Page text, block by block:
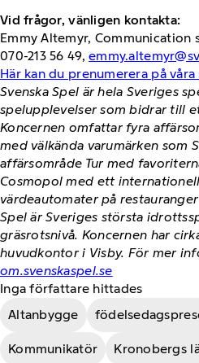
Vid frågor, vänligen kontakta:
Emmy Altemyr, Communication
070-213 56 49,
Här kan du prenumerera på
Svenska Spel är hela Sveriges
spelupplevelser som bidrar till
Koncernen omfattar fyra
med välkända varumärken som
affärsområde Tur med
Cosmopol med ett
värdeautomater på
Spel är Sveriges största
gräsrotsnivå. Koncernen har
huvudkontor i Visby. För mer
om.svenskaspel.se
Inga författare hittades
Altanbygge
Kommunikatör Kronobergs